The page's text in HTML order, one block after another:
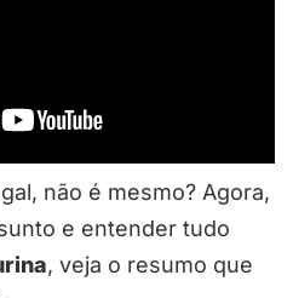
não é mesmo? Agora,
e entender tudo
, veja o resumo que